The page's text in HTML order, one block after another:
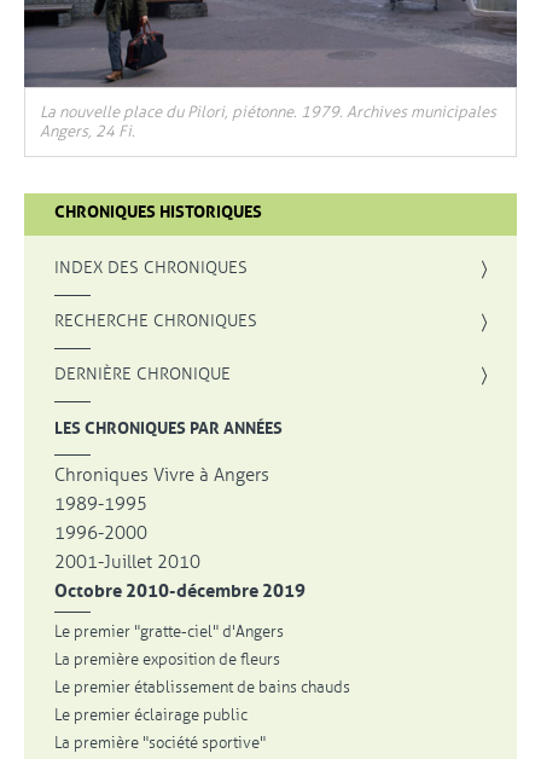
La nouvelle place du Pilori, piétonne. 1979. Archives municipales
Angers, 24 Fi.
CHRONIQUES HISTORIQUES
INDEX DES CHRONIQUES
RECHERCHE CHRONIQUES , OUVRE UNE NOUVELLE FENÊTRE
DERNIÈRE CHRONIQUE
LES CHRONIQUES PAR ANNÉES
Chroniques Vivre à Angers
1989-1995
1996-2000
2001-Juillet 2010
Octobre 2010-décembre 2019
Le premier "gratte-ciel" d'Angers
La première exposition de fleurs
Le premier établissement de bains chauds
Le premier éclairage public
La première "société sportive"